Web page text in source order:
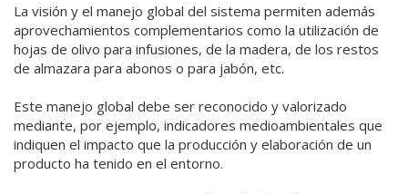
La visión y el manejo global del sistema permiten además
aprovechamientos complementarios como la utilización de
hojas de olivo para infusiones, de la madera, de los restos
de almazara para abonos o para jabón, etc.
Este manejo global debe ser reconocido y valorizado
mediante, por ejemplo, indicadores medioambientales que
indiquen el impacto que la producción y elaboración de un
producto ha tenido en el entorno.